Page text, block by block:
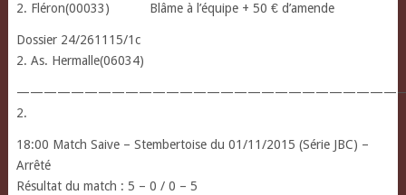
2. Fléron(00033) Blâme à l’équipe + 50 € d’amende
Dossier 24/261115/1c
2. As. Hermalle(06034)
2.
18:00 Match Saive – Stembertoise du 01/11/2015 (Série JBC) –
Arrêté
Résultat du match : 5 – 0 / 0 – 5